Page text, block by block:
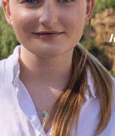
Politica 8 Agosto 2026
Campionato nazionale